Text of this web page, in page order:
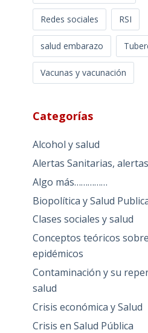
Redes sociales RSI
salud embarazo
Vacunas y vacunación
Categorías
Alcohol y salud
Alertas Sanitarias,
Algo más……………
Biopolítica y Salud
Clases sociales y salud
Conceptos teóricos
epidémicos
Contaminación y su
salud
Crisis económica y Salud
Crisis en Salud Pública